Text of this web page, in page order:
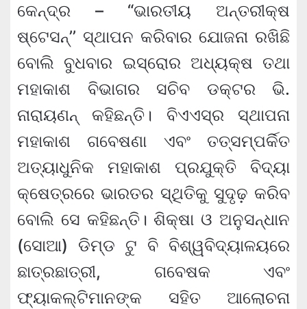
କେନ୍ଦ୍ର – “ଭାରତୀୟ ଅନ୍ତରୀକ୍ଷ
ଷ୍ଟେସନ୍‌’’ ସ୍ଥାପନ କରିବାର ଯୋଜନା ରଖିଛି
ବୋଲି ବୁଧବାର ଇସ୍ରୋର ଅଧ୍ୟକ୍ଷ ତଥା
ମହାକାଶ ବିଭାଗର ସଚିବ ଡକ୍ଟର ଭି.
ନାରାୟଣନ୍ କହିଛନ୍ତି। ବିଏଏସ୍‌ର ସ୍ଥାପନା
ମହାକାଶ ଗବେଷଣା ଏବଂ ତତ୍‌ସମ୍ପର୍କିତ
ଅତ୍ୟାଧୁନିକ ମହାକାଶ ପ୍ରଯୁକ୍ତି ବିଦ୍ୟା
କ୍ଷେତ୍ରରେ ଭାରତର ସ୍ଥିତିକୁ ସୁଦୃଢ଼ କରିବ
ବୋଲି ସେ କହିଛନ୍ତି। ଶିକ୍ଷା ଓ ଅନୁସନ୍ଧାନ
(ସୋଆ) ଡିମ୍‌ଡ ଟୁ ବି ବିଶ୍ୱବିଦ୍ୟାଳୟରେ
ଛାତ୍ରଛାତ୍ରୀ, ଗବେଷକ ଏବଂ
ଫ୍ୟାକଲ୍ଟିମାନଙ୍କ ସହିତ ଆଲୋଚନା